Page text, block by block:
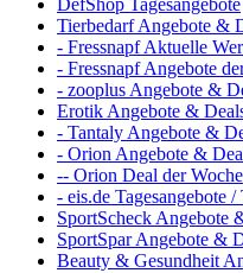
DefShop Tagesangebote
Tierbedarf Angebote &
- Fressnapf Aktuelle
- Fressnapf Angebote
- zooplus Angebote &
Erotik Angebote &
- Tantaly Angebote &
- Orion Angebote &
-- Orion Deal der Woche
- eis.de Tagesangebote /
SportScheck Angebote
SportSpar Angebote &
Beauty & Gesundheit